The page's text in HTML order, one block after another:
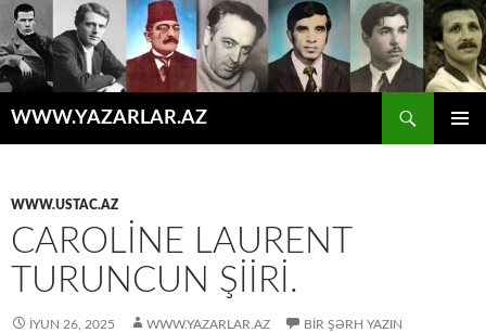
WWW.YAZARLAR.AZ
WWW.USTAC.AZ
CAROLINE LAURENT
TURUNCUN ŞIIRI.
İYUN 26, 2025 WWW.YAZARLAR.AZ BIR ŞƏRH YAZIN